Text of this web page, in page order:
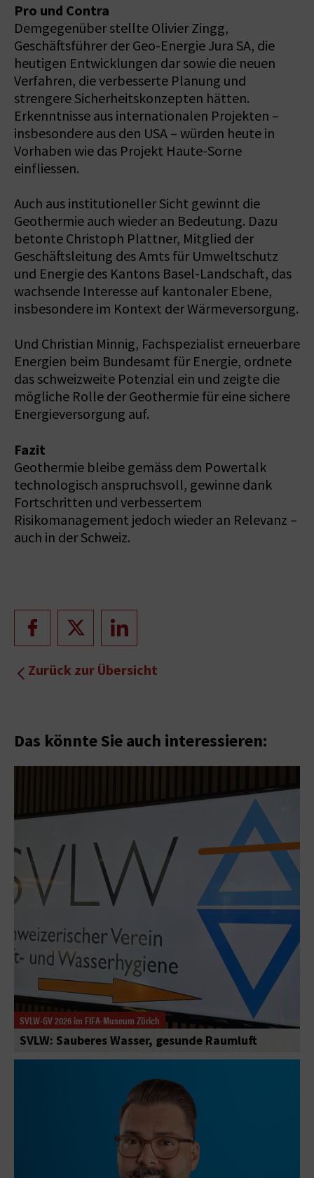
Pro und Contra
Demgegenüber stellte Olivier Zingg,
Geschäftsführer der Geo-Energie Jura SA, die
heutigen Entwicklungen dar sowie die neuen
Verfahren, die verbesserte Planung und
strengere Sicherheitskonzepten hätten.
Erkenntnisse aus internationalen Projekten –
insbesondere aus den USA – würden heute in
Vorhaben wie das Projekt Haute-Sorne
einfliessen.
Auch aus institutioneller Sicht gewinnt die
Geothermie auch wieder an Bedeutung. Dazu
betonte Christoph Plattner, Mitglied der
Geschäftsleitung des Amts für Umweltschutz
und Energie des Kantons Basel-Landschaft, das
wachsende Interesse auf kantonaler Ebene,
insbesondere im Kontext der Wärmeversorgung.
Und Christian Minnig, Fachspezialist erneuerbare
Energien beim Bundesamt für Energie, ordnete
das schweizweite Potenzial ein und zeigte die
mögliche Rolle der Geothermie für eine sichere
Energieversorgung auf.
Fazit
Geothermie bleibe gemäss dem Powertalk
technologisch anspruchsvoll, gewinne dank
Fortschritten und verbessertem
Risikomanagement jedoch wieder an Relevanz –
auch in der Schweiz.
Zurück zur Übersicht
Das könnte Sie auch interessieren:
SVLW-GV 2026 im FIFA-Museum Zürich
SVLW: Sauberes Wasser, gesunde Raumluft